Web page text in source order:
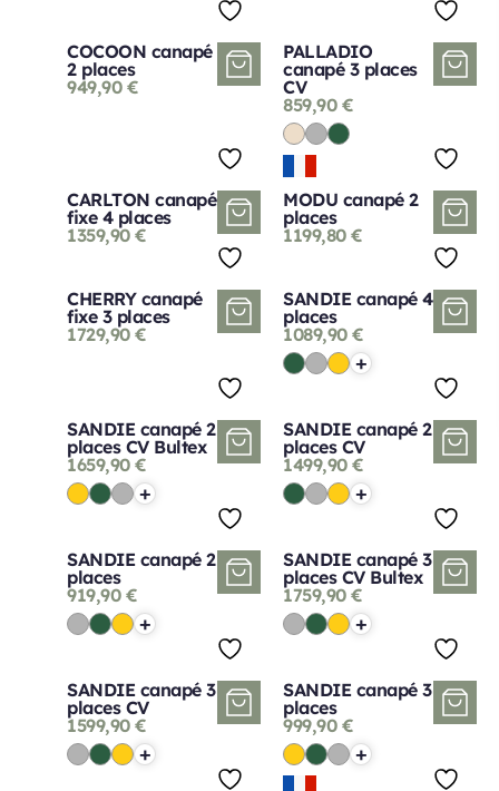
COCOON canapé
2 places
949,90 €
PALLADIO
canapé 3 places
CV
859,90 €
CARLTON canapé
fixe 4 places
1359,90 €
MODU canapé 2
places
1199,80 €
CHERRY canapé
fixe 3 places
1729,90 €
SANDIE canapé 4
places
1089,90 €
+
SANDIE canapé 2
places CV Bultex
1659,90 €
+
SANDIE canapé 2
places CV
1499,90 €
+
SANDIE canapé 2
places
919,90 €
+
SANDIE canapé 3
places CV Bultex
1759,90 €
+
SANDIE canapé 3
places CV
1599,90 €
+
SANDIE canapé 3
places
999,90 €
+